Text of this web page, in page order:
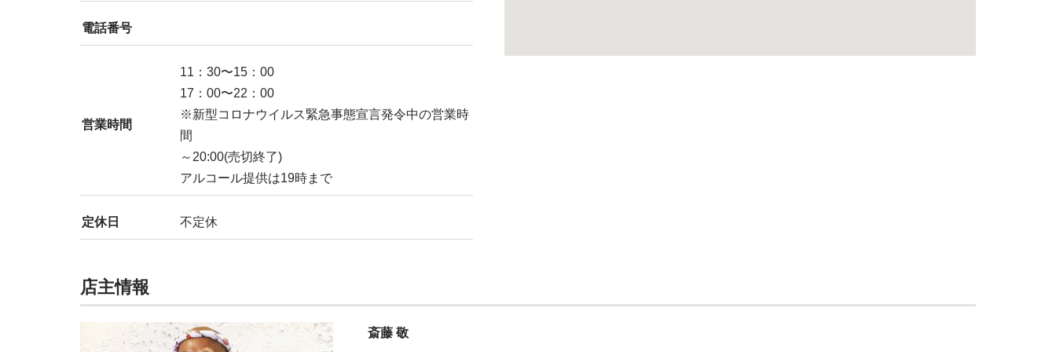
電話番号
営業時間
11：30〜15：00
17：00〜22：00
※新型コロナウイルス緊急事態宣言発令中の営業時
間
～20:00(売切終了)
アルコール提供は19時まで
定休日 不定休
店主情報
斎藤 敬